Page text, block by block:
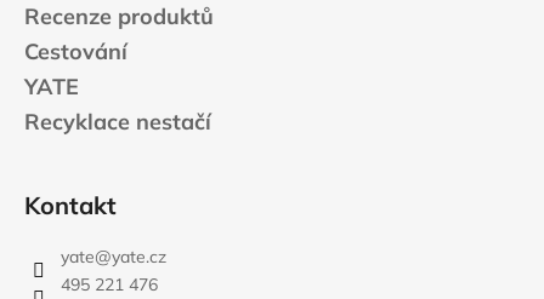
Recenze produktů
Cestování
YATE
Recyklace nestačí
Kontakt
yate@yate.cz
495 221 476